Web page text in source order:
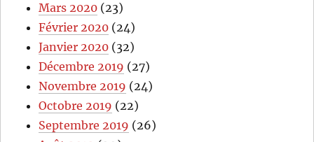
Mars 2020 (23)
Février 2020 (24)
Janvier 2020 (32)
Décembre 2019 (27)
Novembre 2019 (24)
Octobre 2019 (22)
Septembre 2019 (26)